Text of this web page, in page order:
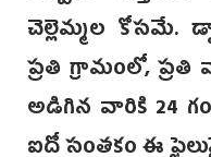
చెల్లెమ్మల కోసమే.
ప్రతి గ్రామంలో, ప్రతి
అడిగిన వారికి 24
ఐదో సంతకం ఈ